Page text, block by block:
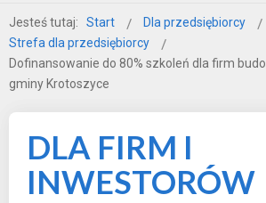
Jesteś tutaj: Start
Dla przedsiębiorcy
Strefa dla przedsiębiorcy
Dofinansowanie do 80% szkoleń dla firm
gminy Krotoszyce
DLA FIRM I
INWESTORÓW